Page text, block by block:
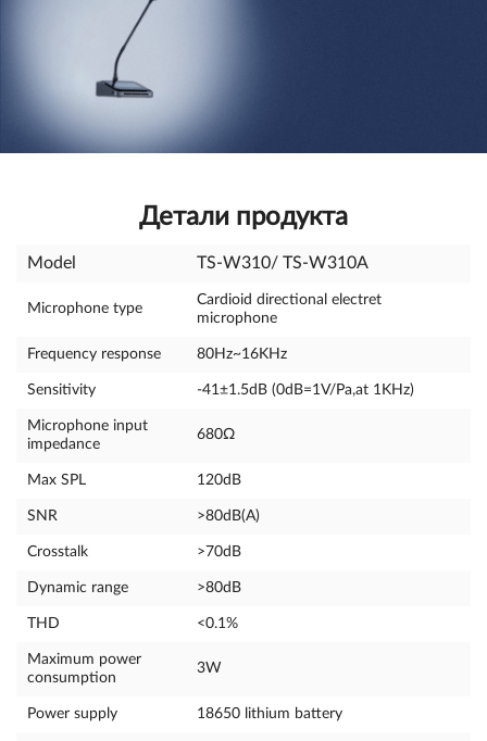
Детали продукта
Model TS-W310/ TS-W310A
Microphone type
Cardioid directional electret
microphone
Frequency response 80Hz~16KHz
Sensitivity -41±1.5dB (0dB=1V/Pa,at 1KHz)
Microphone input
impedance
680Ω
Max SPL 120dB
SNR >80dB(A)
Crosstalk >70dB
Dynamic range >80dB
THD <0.1%
Maximum power
consumption
3W
Power supply 18650 lithium battery